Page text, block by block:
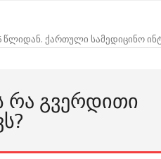
ქართული სამედიცინო
ᲠᲐ ᲒᲕᲔᲠᲓᲘᲗᲘ